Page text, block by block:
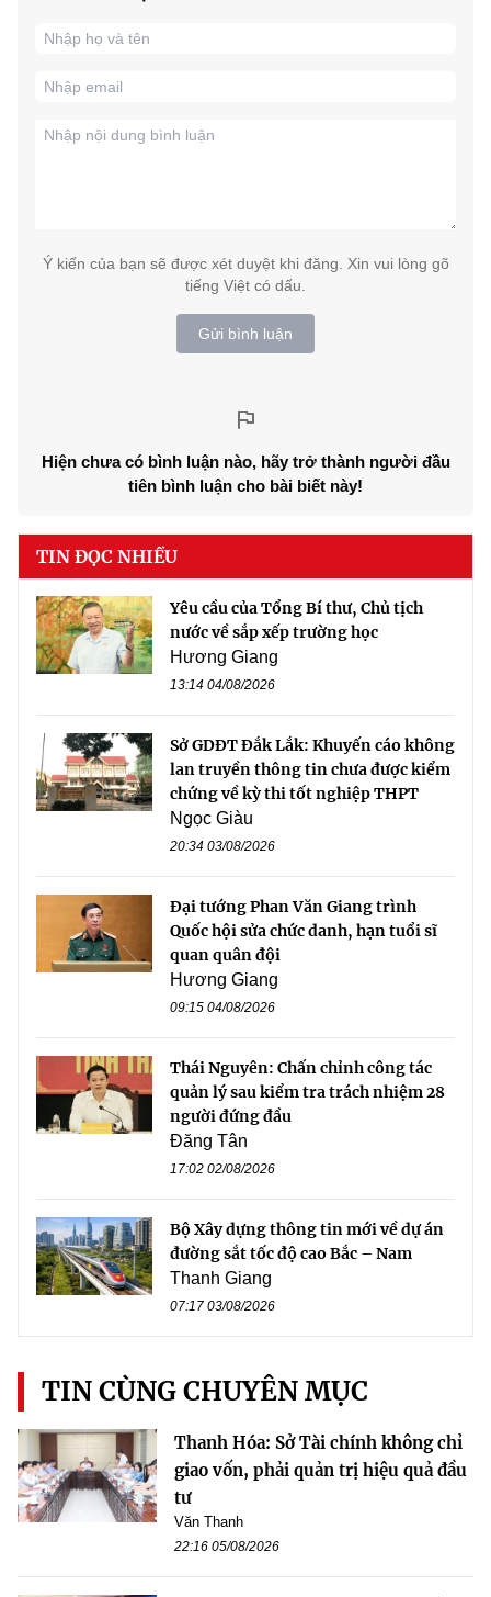
Ý kiến của bạn sẽ được xét duyệt khi đăng. Xin vui lòng gõ
tiếng Việt có dấu.
Gửi bình luận
Hiện chưa có bình luận nào, hãy trở thành người đầu
tiên bình luận cho bài biết này!
TIN ĐỌC NHIỀU
Yêu cầu của Tổng Bí thư, Chủ tịch
nước về sắp xếp trường học
Hương Giang
13:14 04/08/2026
Sở GDĐT Đắk Lắk: Khuyến cáo không
lan truyền thông tin chưa được kiểm
chứng về kỳ thi tốt nghiệp THPT
Ngọc Giàu
20:34 03/08/2026
Đại tướng Phan Văn Giang trình
Quốc hội sửa chức danh, hạn tuổi sĩ
quan quân đội
Hương Giang
09:15 04/08/2026
Thái Nguyên: Chấn chỉnh công tác
quản lý sau kiểm tra trách nhiệm 28
người đứng đầu
Đăng Tân
17:02 02/08/2026
Bộ Xây dựng thông tin mới về dự án
đường sắt tốc độ cao Bắc – Nam
Thanh Giang
07:17 03/08/2026
TIN CÙNG CHUYÊN MỤC
Thanh Hóa: Sở Tài chính không chỉ
giao vốn, phải quản trị hiệu quả đầu
tư
Văn Thanh
22:16 05/08/2026